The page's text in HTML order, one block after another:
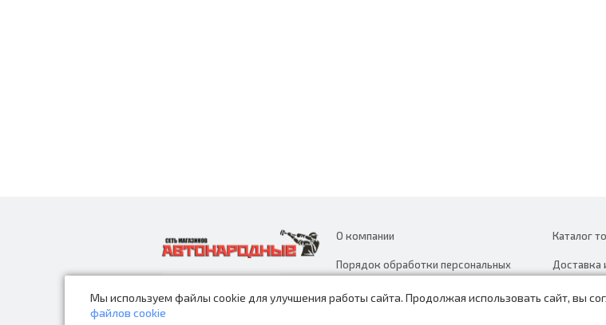
Мы используем файлы cookie для улучшения работы сайта. Продолжая использовать сайт, вы
файлов cookie
О компании
Порядок обработки персональных
данных
Каталог
Доставка
оплата
Акции